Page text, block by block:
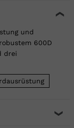
und
600D
drei